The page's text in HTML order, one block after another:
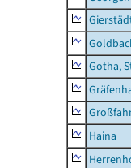
Gotha,
Haina